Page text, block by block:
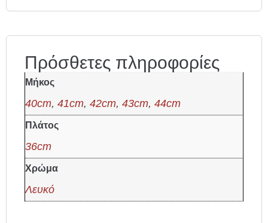
Πρόσθετες πληροφορίες
Μήκος
40cm, 41cm, 42cm, 43cm, 44cm
Πλάτος
36cm
Χρώμα
Λευκό